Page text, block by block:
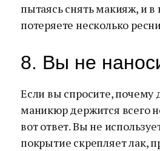
пытаясь снять макияж, и в
потеряете несколько
8. Вы не
Если вы спросите,
маникюр держится всего
вот ответ. Вы не
покрытие скрепляет лак,